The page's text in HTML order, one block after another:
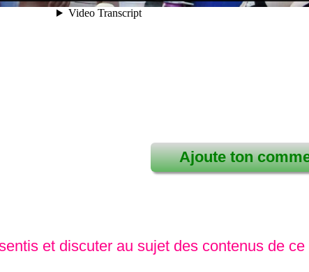
Ajoute ton
et discuter au sujet des contenus de ce